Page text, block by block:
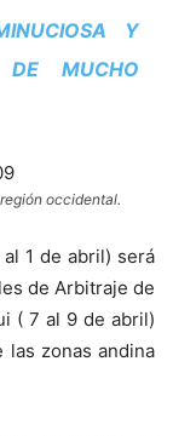
Y
MUCHO
occidental.
1 de abril) será
de Arbitraje de
( 7 al 9 de abril)
las zonas andina